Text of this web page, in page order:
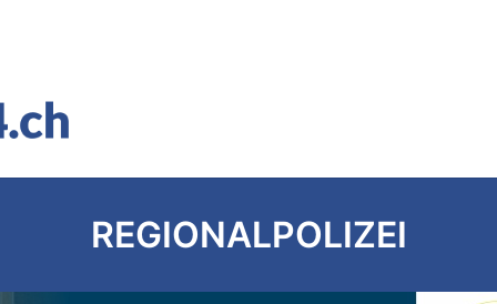
REGIONALPOLIZEI